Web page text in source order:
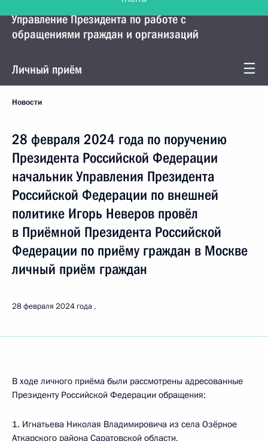
Управление Президента по работе с
обращениями граждан и организаций
Личный приём
Новости
28 февраля 2024 года по поручению
Президента Российской Федерации
начальник Управления Президента
Российской Федерации по внешней
политике Игорь Неверов провёл
в Приёмной Президента Российской
Федерации по приёму граждан в Москве
личный приём граждан
28 февраля 2024 года
В ходе личного приёма были рассмотрены адресованные
Президенту Российской Федерации обращения:
1. Игнатьева Николая Владимировича из села Озёрное
Аткарского района Саратовской области.